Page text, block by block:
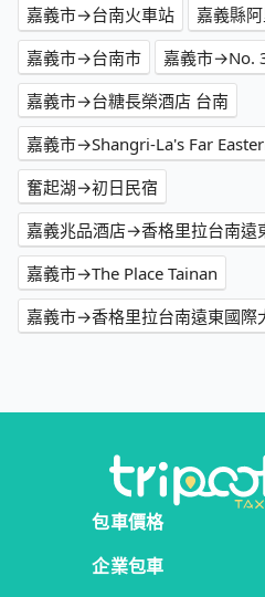
嘉義市→台南火車站
嘉義縣
嘉義市→台南市
嘉義市→No.
嘉義市→台糖長榮酒店 台南
嘉義市→Shangri-La's Far
奮起湖→初日民宿
嘉義兆品酒店→香格里拉台南遠
嘉義市→The Place Tainan
嘉義市→香格里拉台南遠東國際
包車價格
企業包車